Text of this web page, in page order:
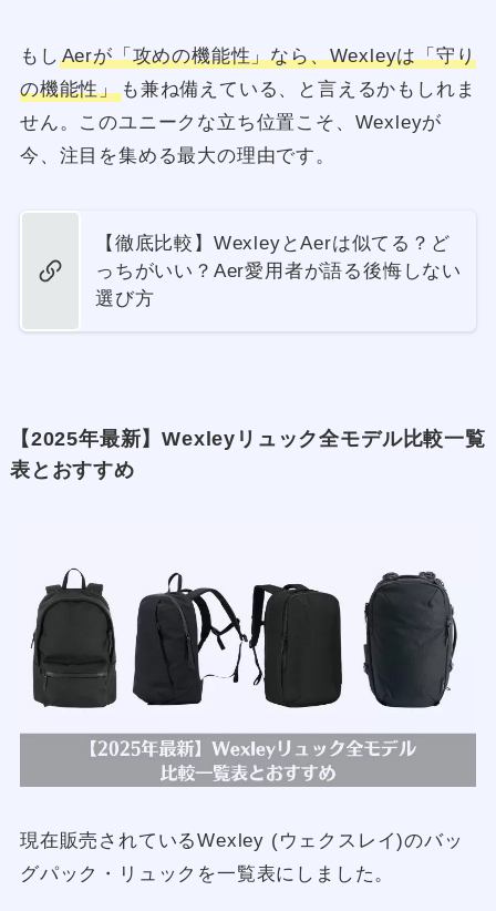
もし Aerが「攻めの機能性」なら、Wexleyは「守り
の機能性」も兼ね備えている、と言えるかもしれま
せん。このユニークな立ち位置こそ、Wexleyが
今、注目を集める最大の理由です。
【徹底比較】WexleyとAerは似てる？ど
っちがいい？Aer愛用者が語る後悔しない
選び方
【2025年最新】Wexleyリュック全モデル比較一覧
表とおすすめ
現在販売されているWexley (ウェクスレイ)のバッ
グパック・リュックを一覧表にしました。